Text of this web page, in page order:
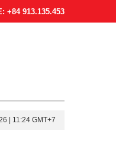
+84 913.135.453
| 11:24 GMT+7